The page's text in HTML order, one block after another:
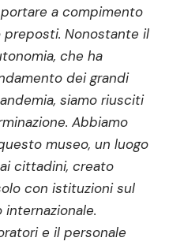
a compimento
Nonostante il
che ha
dei grandi
siamo riusciti
Abbiamo
museo, un luogo
cittadini, creato
con istituzioni sul
e il personale